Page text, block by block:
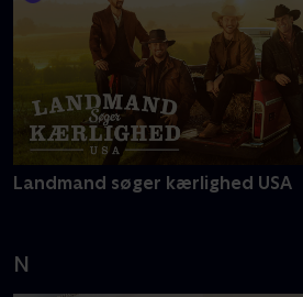
Landmand søger kærlighed USA
N